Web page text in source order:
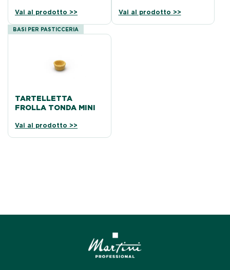
Vai al prodotto >> Vai al prodotto >>
BASI PER PASTICCERIA
TARTELLETTA
FROLLA TONDA MINI
Vai al prodotto >>